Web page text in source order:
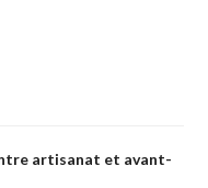
artisanat et avant-